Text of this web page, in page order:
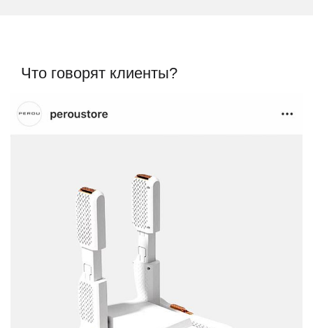
Что говорят клиенты?